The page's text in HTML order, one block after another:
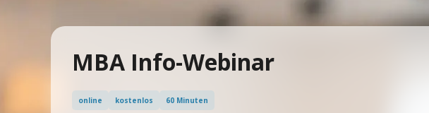
MBA Info-Webinar
online kostenlos 60 Minuten